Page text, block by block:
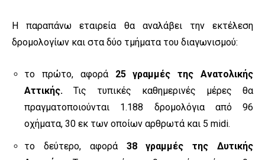
Η παραπάνω εταιρεία θα αναλάβει την εκτέλεση
δρομολογίων και στα δύο τμήματα του διαγωνισμού:
το πρώτο, αφορά 25 γραμμές της Ανατολικής
Αττικής. Τις τυπικές καθημερινές μέρες θα
πραγματοποιούνται 1.188 δρομολόγια από 96
οχήματα, 30 εκ των οποίων αρθρωτά και 5 midi.
το δεύτερο, αφορά 38 γραμμές της Δυτικής